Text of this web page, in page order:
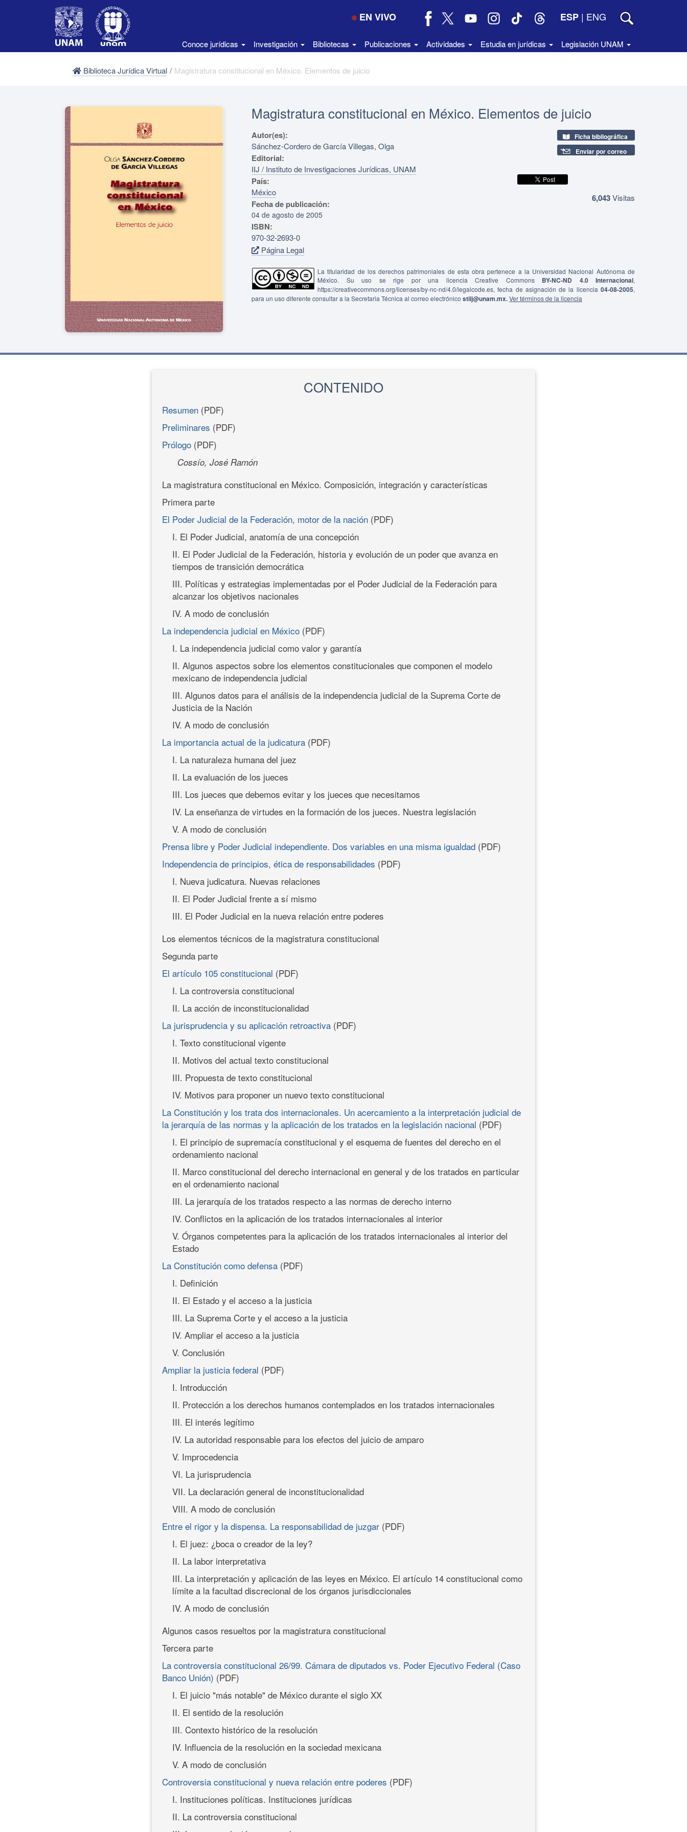
EN VIVO ESP | ENG
Conoce jurídicas Investigación Bibliotecas Publicaciones Actividades Estudia en jurídicas Legislación UNAM
Biblioteca Jurídica Virtual / Magistratura constitucional en México. Elementos de juicio
Magistratura constitucional en México. Elementos de juicio
Autor(es):
Sánchez-Cordero de García Villegas, Olga
Editorial:
IIJ / Instituto de Investigaciones Jurídicas, UNAM
País:
México
Fecha de publicación:
04 de agosto de 2005
ISBN:
970-32-2693-0
Página Legal
Ficha bibliográfica
Enviar por correo
6,043Visitas
La titularidad de los derechos patrimoniales de esta obra pertenece a la Universidad Nacional Autónoma de
México. Su uso se rige por una licencia Creative Commons BY-NC-ND 4.0 Internacional,
https://creativecommons.org/licenses/by-nc-nd/4.0/legalcode.es, fecha de asignación de la licencia 04-08-2005,
para un uso diferente consultar a la Secretaria Técnica al correo electrónico stiij@unam.mx.Ver términos de la licencia
CONTENIDO
Resumen (PDF)
Preliminares (PDF)
Prólogo (PDF)
Cossío, José Ramón
La magistratura constitucional en México. Composición, integración y características
Primera parte
El Poder Judicial de la Federación, motor de la nación (PDF)
I. El Poder Judicial, anatomía de una concepción
II. El Poder Judicial de la Federación, historia y evolución de un poder que avanza en
tiempos de transición democrática
III. Políticas y estrategias implementadas por el Poder Judicial de la Federación para
alcanzar los objetivos nacionales
IV. A modo de conclusión
La independencia judicial en México (PDF)
I. La independencia judicial como valor y garantía
II. Algunos aspectos sobre los elementos constitucionales que componen el modelo
mexicano de independencia judicial
III. Algunos datos para el análisis de la independencia judicial de la Suprema Corte de
Justicia de la Nación
IV. A modo de conclusión
La importancia actual de la judicatura (PDF)
I. La naturaleza humana del juez
II. La evaluación de los jueces
III. Los jueces que debemos evitar y los jueces que necesitamos
IV. La enseñanza de virtudes en la formación de los jueces. Nuestra legislación
V. A modo de conclusión
Prensa libre y Poder Judicial independiente. Dos variables en una misma igualdad (PDF)
Independencia de principios, ética de responsabilidades (PDF)
I. Nueva judicatura. Nuevas relaciones
II. El Poder Judicial frente a sí mismo
III. El Poder Judicial en la nueva relación entre poderes
Los elementos técnicos de la magistratura constitucional
Segunda parte
El artículo 105 constitucional (PDF)
I. La controversia constitucional
II. La acción de inconstitucionalidad
La jurisprudencia y su aplicación retroactiva (PDF)
I. Texto constitucional vigente
II. Motivos del actual texto constitucional
III. Propuesta de texto constitucional
IV. Motivos para proponer un nuevo texto constitucional
La Constitución y los trata dos internacionales. Un acercamiento a la interpretación judicial de
la jerarquía de las normas y la aplicación de los tratados en la legislación nacional (PDF)
I. El principio de supremacía constitucional y el esquema de fuentes del derecho en el
ordenamiento nacional
II. Marco constitucional del derecho internacional en general y de los tratados en particular
en el ordenamiento nacional
III. La jerarquía de los tratados respecto a las normas de derecho interno
IV. Conflictos en la aplicación de los tratados internacionales al interior
V. Órganos competentes para la aplicación de los tratados internacionales al interior del
Estado
La Constitución como defensa (PDF)
I. Definición
II. El Estado y el acceso a la justicia
III. La Suprema Corte y el acceso a la justicia
IV. Ampliar el acceso a la justicia
V. Conclusión
Ampliar la justicia federal (PDF)
I. Introducción
II. Protección a los derechos humanos contemplados en los tratados internacionales
III. El interés legítimo
IV. La autoridad responsable para los efectos del juicio de amparo
V. Improcedencia
VI. La jurisprudencia
VII. La declaración general de inconstitucionalidad
VIII. A modo de conclusión
Entre el rigor y la dispensa. La responsabilidad de juzgar (PDF)
I. El juez: ¿boca o creador de la ley?
II. La labor interpretativa
III. La interpretación y aplicación de las leyes en México. El artículo 14 constitucional como
límite a la facultad discrecional de los órganos jurisdiccionales
IV. A modo de conclusión
Algunos casos resueltos por la magistratura constitucional
Tercera parte
La controversia constitucional 26/99. Cámara de diputados vs. Poder Ejecutivo Federal (Caso
Banco Unión) (PDF)
I. El juicio "más notable" de México durante el siglo XX
II. El sentido de la resolución
III. Contexto histórico de la resolución
IV. Influencia de la resolución en la sociedad mexicana
V. A modo de conclusión
Controversia constitucional y nueva relación entre poderes (PDF)
I. Instituciones políticas. Instituciones jurídicas
II. La controversia constitucional